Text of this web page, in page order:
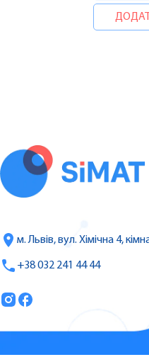
м. Львів, вул. Хімічна 4,
+38 032 241 44 44